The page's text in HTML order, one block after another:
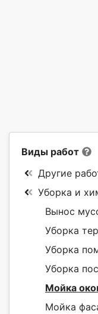
Виды работ
Другие
Уборка и
Вынос
Уборка
Уборка
Уборка
Мойка
Мойка